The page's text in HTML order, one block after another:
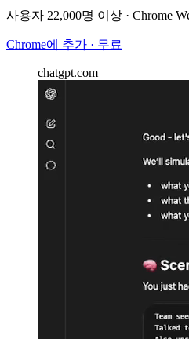
사용자 22,000명 이상 · Chrome
Chrome에 추가 · 무료
chatgpt.com